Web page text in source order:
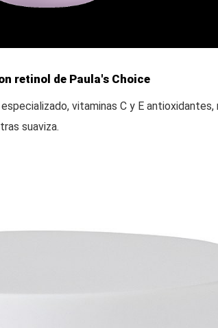
retinol de Paula's Choice
vitaminas C y E antioxidantes,
suaviza.